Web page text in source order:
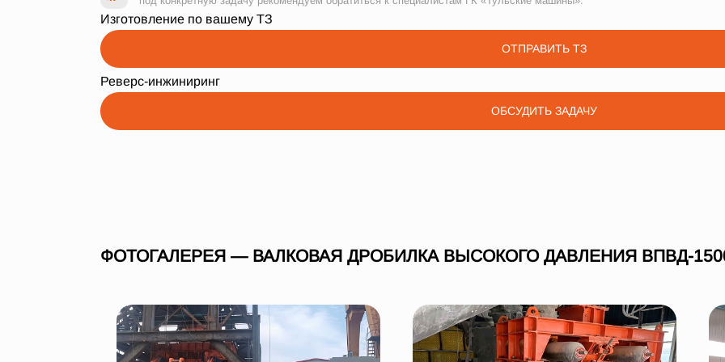
Изготовление по вашему ТЗ
ОТПРАВИТЬ ТЗ
Реверс-инжиниринг
ОБСУДИТЬ ЗАДАЧУ
ФОТОГАЛЕРЕЯ — ВАЛКОВАЯ ДРОБИЛКА ВЫСОКОГО ДАВЛЕНИЯ ВПВД-